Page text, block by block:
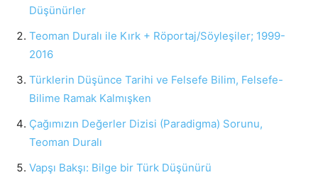
Düşünürler
Teoman Duralı ile Kırk + Röportaj/Söyleşiler; 1999-
2016
Türklerin Düşünce Tarihi ve Felsefe Bilim, Felsefe-
Bilime Ramak Kalmışken
Çağımızın Değerler Dizisi (Paradigma) Sorunu,
Teoman Duralı
Vapşı Bakşı: Bilge bir Türk Düşünürü